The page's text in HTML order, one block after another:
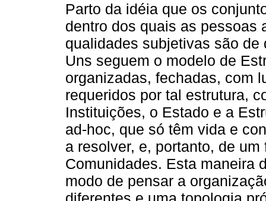
Parto da idéia que os
dentro dos quais as pessoas
qualidades subjetivas são de
Uns seguem o modelo de
organizadas, fechadas, com
requeridos por tal estrutura,
Instituições, o Estado e a
ad-hoc, que só têm vida e
a resolver, e, portanto, de
Comunidades. Esta maneira
modo de pensar a